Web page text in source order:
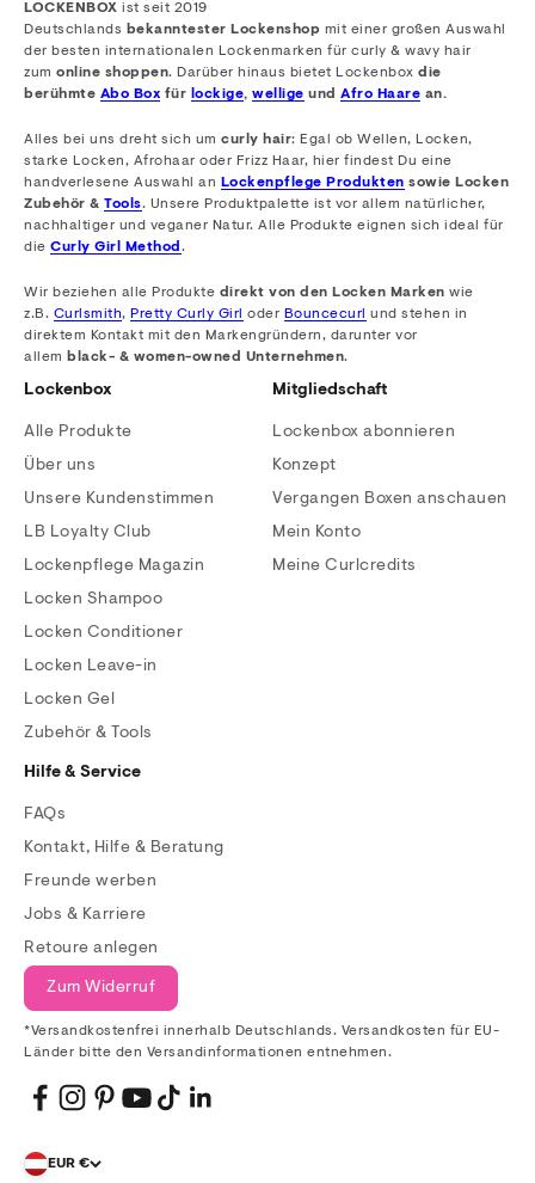
LOCKENBOX ist seit 2019
Deutschlands bekanntester Lockenshop mit einer großen Auswahl
der besten internationalen Lockenmarken für curly & wavy hair
zum online shoppen. Darüber hinaus bietet Lockenbox die
berühmte Abo Box für lockige, wellige und Afro Haare an.
Alles bei uns dreht sich um curly hair: Egal ob Wellen, Locken,
starke Locken, Afrohaar oder Frizz Haar, hier findest Du eine
handverlesene Auswahl an Lockenpflege Produkten sowie Locken
Zubehör & Tools. Unsere Produktpalette ist vor allem natürlicher,
nachhaltiger und veganer Natur. Alle Produkte eignen sich ideal für
die Curly Girl Method .
Wir beziehen alle Produkte direkt von den Locken Marken wie
z.B. Curlsmith, Pretty Curly Girl oder Bouncecurl und stehen in
direktem Kontakt mit den Markengründern, darunter vor
allem black- & women-owned Unternehmen.
Lockenbox
Alle Produkte
Über uns
Unsere Kundenstimmen
LB Loyalty Club
Lockenpflege Magazin
Locken Shampoo
Locken Conditioner
Locken Leave-in
Locken Gel
Zubehör & Tools
Mitgliedschaft
Lockenbox abonnieren
Konzept
Vergangen Boxen anschauen
Mein Konto
Meine Curlcredits
Hilfe & Service
FAQs
Kontakt, Hilfe & Beratung
Freunde werben
Jobs & Karriere
Retoure anlegen
Zum Widerruf
*Versandkostenfrei innerhalb Deutschlands. Versandkosten für EU-
Länder bitte den Versandinformationen entnehmen.
EUR €